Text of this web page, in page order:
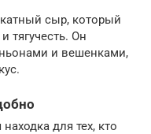
сыр, который
тягучесть. Он
и вешенками,
для тех, кто